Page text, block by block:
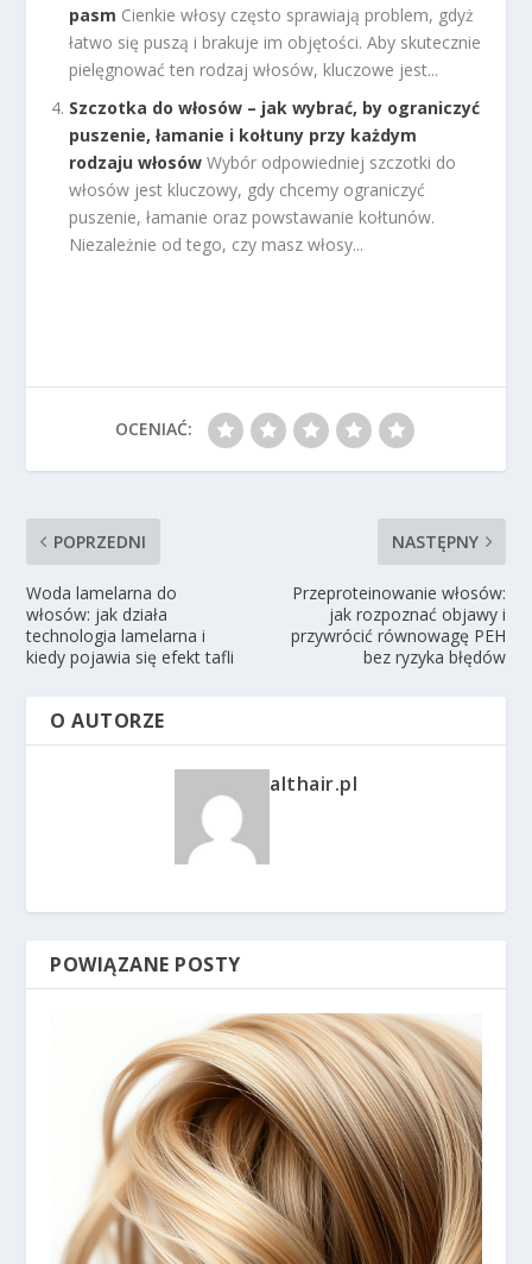
pasm Cienkie włosy często sprawiają problem, gdyż
łatwo się puszą i brakuje im objętości. Aby skutecznie
pielęgnować ten rodzaj włosów, kluczowe jest...
Szczotka do włosów – jak wybrać, by ograniczyć
puszenie, łamanie i kołtuny przy każdym
rodzaju włosów Wybór odpowiedniej szczotki do
włosów jest kluczowy, gdy chcemy ograniczyć
puszenie, łamanie oraz powstawanie kołtunów.
Niezależnie od tego, czy masz włosy...
OCENIAĆ:
POPRZEDNI
Woda lamelarna do
włosów: jak działa
technologia lamelarna i
kiedy pojawia się efekt tafli
NASTĘPNY
Przeproteinowanie włosów:
jak rozpoznać objawy i
przywrócić równowagę PEH
bez ryzyka błędów
O AUTORZE
althair.pl
POWIĄZANE POSTY